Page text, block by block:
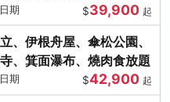
期 $39,900 起
、伊根舟屋、傘松公園、
、箕面瀑布、燒肉食放題
期 $42,900 起